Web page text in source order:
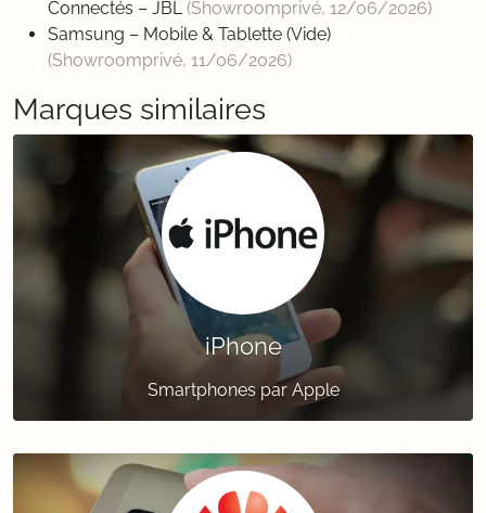
Connectés – JBL(Showroomprivé, 12/06/2026)
Samsung – Mobile & Tablette (Vide)
(Showroomprivé, 11/06/2026)
Marques similaires
iPhone
Smartphones par Apple